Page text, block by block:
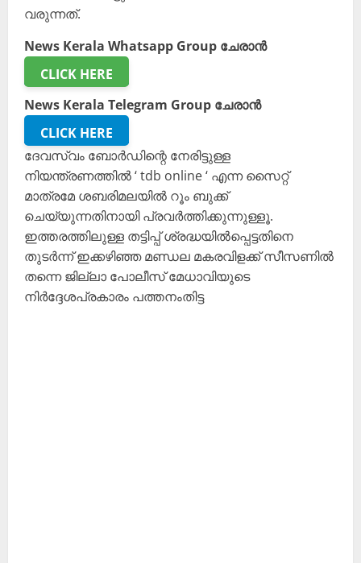
വരുന്നത്.
News Kerala Whatsapp Group ചേരാൻ
CLICK HERE
News Kerala Telegram Group ചേരാൻ
CLICK HERE
ദേവസ്വം ബോർഡിന്റെ നേരിട്ടുള്ള
നിയന്ത്രണത്തിൽ ‘ tdb online ‘ എന്ന സൈറ്റ്
മാത്രമേ ശബരിമലയിൽ റൂം ബുക്ക്
ചെയ്യുന്നതിനായി പ്രവർത്തിക്കുന്നുള്ളൂ.
ഇത്തരത്തിലുള്ള തട്ടിപ്പ് ശ്രദ്ധയിൽപ്പെട്ടതിനെ
തുടർന്ന് ഇക്കഴിഞ്ഞ മണ്ഡല മകരവിളക്ക് സീസണിൽ
തന്നെ ജില്ലാ പോലീസ് മേധാവിയുടെ
നിർദ്ദേശപ്രകാരം പത്തനംതിട്ട